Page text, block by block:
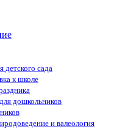
детского сада
к школе
дошкольников
и валеология